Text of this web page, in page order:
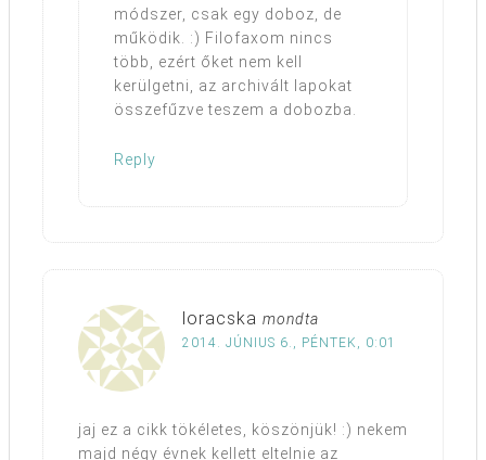
módszer, csak egy doboz, de
működik. :) Filofaxom nincs
több, ezért őket nem kell
kerülgetni, az archivált lapokat
összefűzve teszem a dobozba.
Reply
loracska mondta
2014. JÚNIUS 6., PÉNTEK, 0:01
jaj ez a cikk tökéletes, köszönjük! :) nekem
majd négy évnek kellett eltelnie az